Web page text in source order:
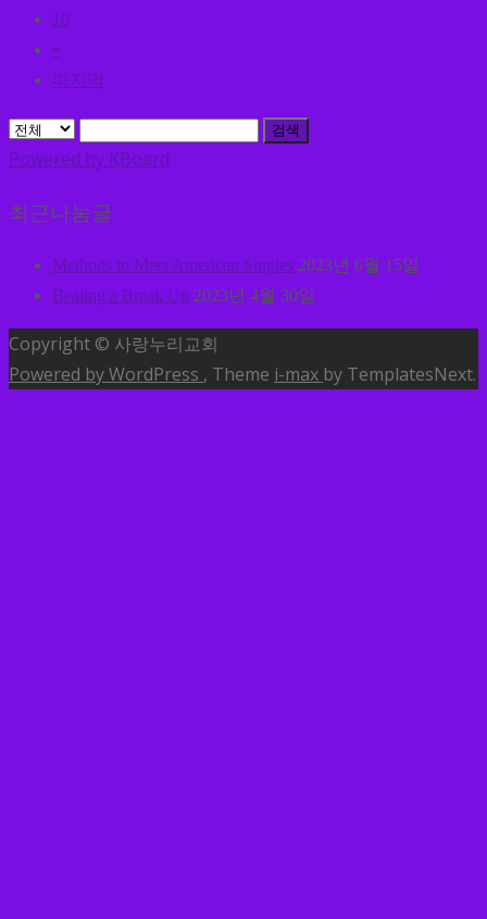
10
»
마지막
검색
Powered by KBoard
최근나눔글
Methods to Meet American Singles 2023년 6월 15일
Beating a Break Up 2023년 4월 30일
Copyright © 사랑누리교회
Powered by WordPress , Theme i-max by TemplatesNext.